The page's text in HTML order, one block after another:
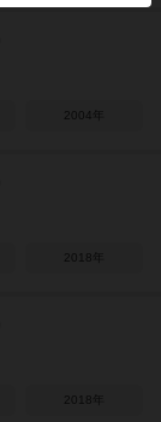
2004年
2018年
2018年